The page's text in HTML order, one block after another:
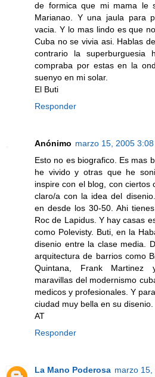
de formica que mi mama le
Marianao. Y una jaula para
vacia. Y lo mas lindo es que
Cuba no se vivia asi. Hablas
contrario la superburguesia
compraba por estas en la
suenyo en mi solar.
El Buti
Responder
Anónimo marzo 15, 2005 3:08
Esto no es biografico. Es mas
he vivido y otras que he
inspire con el blog, con ciertos
claro/a con la idea del
en desde los 30-50. Ahi
Roc de Lapidus. Y hay casas
como Polevisty. Buti, en la
disenio entre la clase media.
arquitectura de barrios como
Quintana, Frank Martinez
maravillas del modernismo
medicos y profesionales. Y
ciudad muy bella en su disenio.
AT
Responder
La Mano Poderosa marzo 15,